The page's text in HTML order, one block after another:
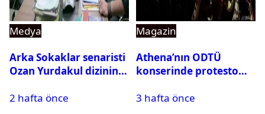
Medya
Arka Sokaklar senaristi
Ozan Yurdakul dizinin
2 hafta önce
Magazin
Athena’nın ODTÜ
konserinde protesto
3 hafta önce